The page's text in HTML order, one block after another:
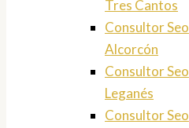
Tres Cantos
Consultor Seo
Alcorcón
Consultor Seo
Leganés
Consultor Seo